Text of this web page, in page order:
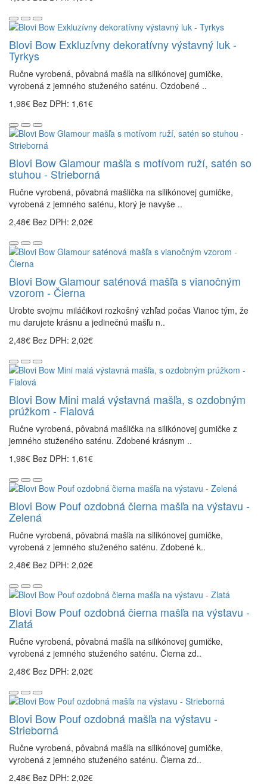
Blovi Bow Exkluzívny dekoratívny výstavný luk -
Tyrkys
Ručne vyrobená, pôvabná mašľa na silikónovej gumičke,
vyrobená z jemného stuženého saténu. Ozdobené ..
1,98€ Bez DPH: 1,61€
Blovi Bow Glamour mašľa s motívom ruží, satén so
stuhou - Strieborná
Ručne vyrobená, pôvabná mašlička na silikónovej gumičke,
vyrobená z jemného saténu, ktorý je navyše ..
2,48€ Bez DPH: 2,02€
Blovi Bow Glamour saténová mašľa s vianočným
vzorom - Čierna
Urobte svojmu miláčikovi rozkošný vzhľad počas Vianoc tým, že
mu darujete krásnu a jedinečnú mašľu n..
2,48€ Bez DPH: 2,02€
Blovi Bow Mini malá výstavná mašľa, s ozdobným
prúžkom - Fialová
Ručne vyrobená, pôvabná mašlička na silikónovej gumičke z
jemného stuženého saténu. Zdobené krásnym ..
1,98€ Bez DPH: 1,61€
Blovi Bow Pouf ozdobná čierna mašľa na výstavu -
Zelená
Ručne vyrobená, pôvabná mašľa na silikónovej gumičke,
vyrobená z jemného stuženého saténu. Zdobené k..
2,48€ Bez DPH: 2,02€
Blovi Bow Pouf ozdobná čierna mašľa na výstavu -
Zlatá
Ručne vyrobená, pôvabná mašľa na silikónovej gumičke,
vyrobená z jemného stuženého saténu. Čierna zd..
2,48€ Bez DPH: 2,02€
Blovi Bow Pouf ozdobná mašľa na výstavu -
Strieborná
Ručne vyrobená, pôvabná mašľa na silikónovej gumičke,
vyrobená z jemného stuženého saténu. Čierna zd..
2,48€ Bez DPH: 2,02€